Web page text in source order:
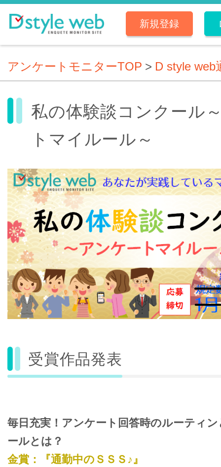
新規登録
アンケートモニターTOP > D style web
私の体験談コンクール
トマイルール～
受賞作品発表
毎日充実！アンケート回答時のルーティ
ールとは？
金賞：『通勤中のＳＳＳ♪』